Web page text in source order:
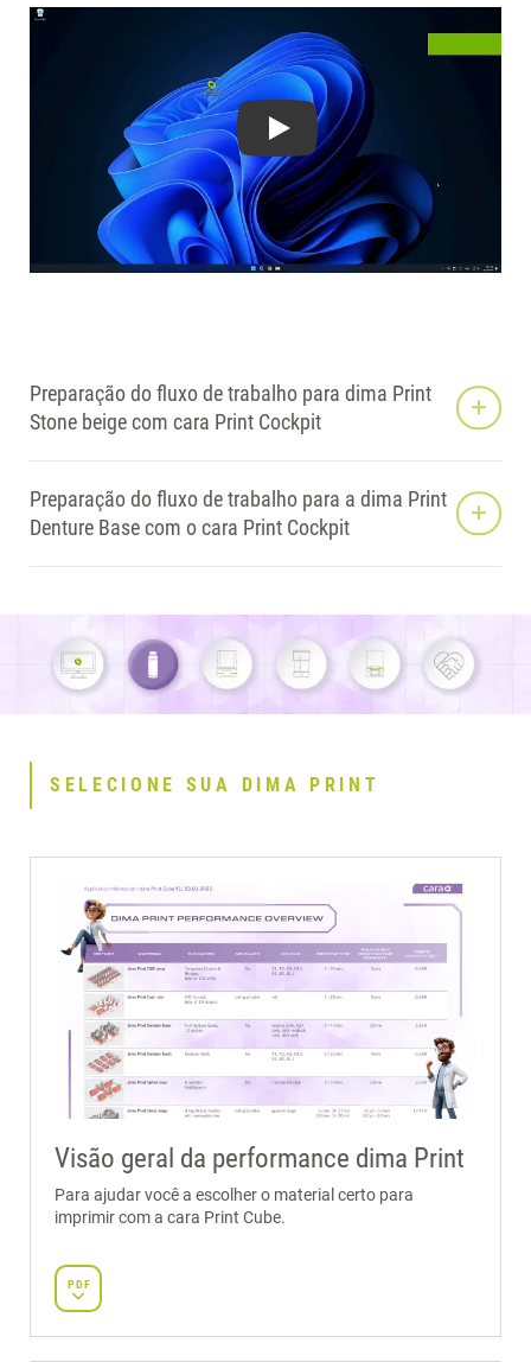
Play
Preparação do fluxo de trabalho para dima Print
Stone beige com cara Print Cockpit
Preparação do fluxo de trabalho para a dima Print
Denture Base com o cara Print Cockpit
SELECIONE SUA DIMA PRINT
Visão geral da performance dima Print
Para ajudar você a escolher o material certo para
imprimir com a cara Print Cube.
PDF